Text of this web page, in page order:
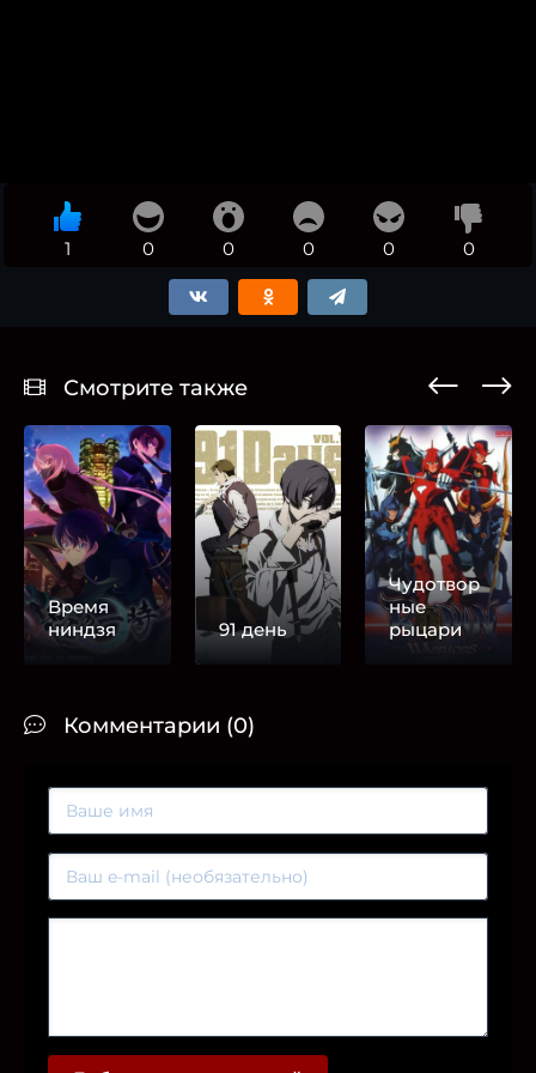
1 0 0 0 0 0
Смотрите также
Время
ниндзя
91 день
Чудотвор
ные
рыцари
Комментарии (0)